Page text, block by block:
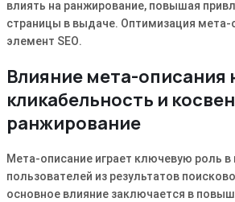
влиять на ранжирование, повышая
страницы в выдаче․ Оптимизация
элемент SEO․
Влияние мета-описания
кликабельность и
ранжирование
Мета-описание играет ключевую роль в
пользователей из результатов
основное влияние заключается в